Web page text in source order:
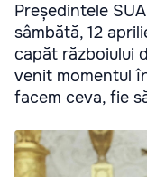
Președintele
sâmbătă, 12
capăt războiului
venit momentul
facem ceva, fie